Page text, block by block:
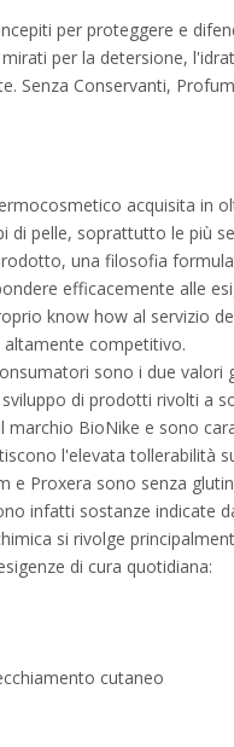
per proteggere e
per la detersione,
Senza Conservanti,
acquisita
di pelle, soprattutto le più
una filosofia
efficacemente alle
know how al servizio
competitivo.
sono i due
di prodotti rivolti a
BioNike e sono
l'elevata tollerabilità
e Proxera sono senza
infatti sostanze indicate
si rivolge
di cura quotidiana:
cutaneo